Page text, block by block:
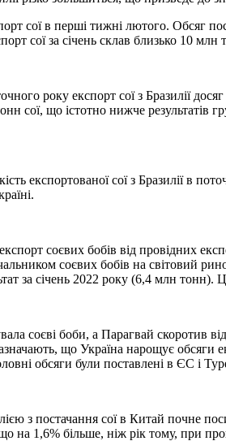
сої в перші тижні лютого. Обсяг
сої за січень склав близько 10 млн
року експорт сої з Бразилії
сої, що істотно нижче
експортованої сої з Бразилії в
соєвих бобів від провідних
соєвих бобів на світовий
за січень 2022 року (6,4 млн
соєві боби, а Парагвай скоротив
що Україна нарощує обсяги
обсяги були поставлені в ЄС і
з постачання сої в Китай почне
на 1,6% більше, ніж рік тому, при